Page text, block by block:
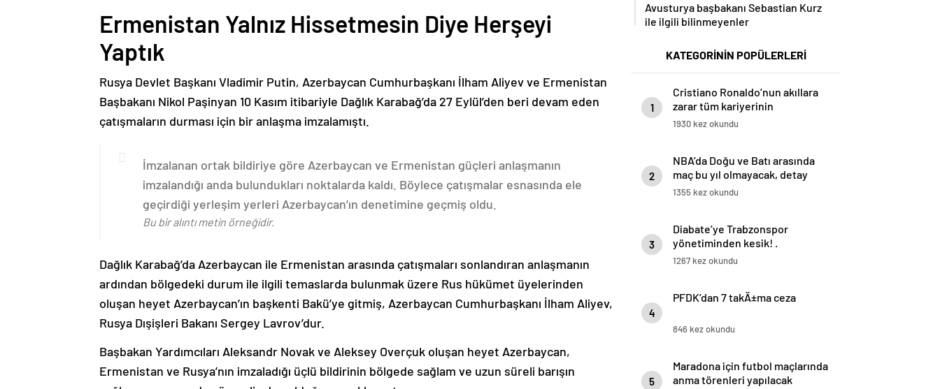
Ermenistan Yalnız Hissetmesin Diye Herşeyi
Yaptık
Rusya Devlet Başkanı Vladimir Putin, Azerbaycan Cumhurbaşkanı İlham Aliyev ve Ermenistan
Başbakanı Nikol Paşinyan 10 Kasım itibariyle Dağlık Karabağ’da 27 Eylül’den beri devam eden
çatışmaların durması için bir anlaşma imzalamıştı.
İmzalanan ortak bildiriye göre Azerbaycan ve Ermenistan güçleri anlaşmanın
imzalandığı anda bulundukları noktalarda kaldı. Böylece çatışmalar esnasında ele
geçirdiği yerleşim yerleri Azerbaycan’ın denetimine geçmiş oldu.
Bu bir alıntı metin örneğidir.
Dağlık Karabağ’da Azerbaycan ile Ermenistan arasında çatışmaları sonlandıran anlaşmanın
ardından bölgedeki durum ile ilgili temaslarda bulunmak üzere Rus hükümet üyelerinden
oluşan heyet Azerbaycan’ın başkenti Bakü’ye gitmiş, Azerbaycan Cumhurbaşkanı İlham Aliyev,
Rusya Dışişleri Bakanı Sergey Lavrov’dur.
Başbakan Yardımcıları Aleksandr Novak ve Aleksey Overçuk oluşan heyet Azerbaycan,
Ermenistan ve Rusya’nın imzaladığı üçlü bildirinin bölgede sağlam ve uzun süreli barışın
Avusturya başbakanı Sebastian Kurz
ile ilgili bilinmeyenler
KATEGORİNİN POPÜLERLERİ
1
Cristiano Ronaldo’nun akıllara
zarar tüm kariyerinin
istatistiğini çıkardık !
1930 kez okundu
2
NBA’da Doğu ve Batı arasında
maç bu yıl olmayacak, detay
haberimizde.
1355 kez okundu
3
Diabate’ye Trabzonspor
yönetiminden kesik! .
1267 kez okundu
4
PFDK’dan 7 takÄ±ma ceza
846 kez okundu
5
Maradona için futbol maçlarında
anma törenleri yapılacak